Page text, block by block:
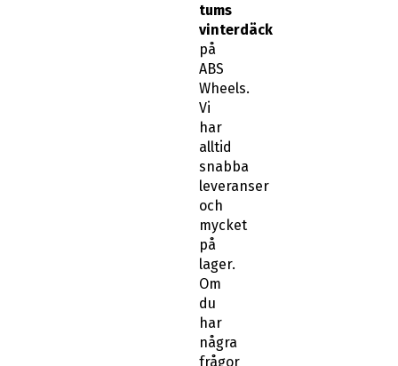
tums
vinterdäck
på
ABS
Wheels.
Vi
har
alltid
snabba
leveranser
och
mycket
på
lager.
Om
du
har
några
frågor